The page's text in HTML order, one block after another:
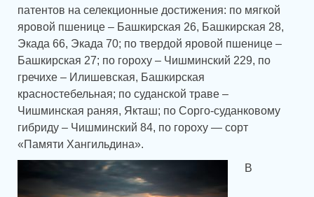
патентов на селекционные достижения: по мягкой
яровой пшенице – Башкирская 26, Башкирская 28,
Экада 66, Экада 70; по твердой яровой пшенице –
Башкирская 27; по гороху – Чишминский 229, по
гречихе – Илишевская, Башкирская
красностебельная; по суданской траве –
Чишминская раняя, Якташ; по Сорго-суданковому
гибриду – Чишминский 84, по гороху — сорт
«Памяти Хангильдина».
В